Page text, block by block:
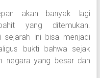
akan banyak lagi
yang ditemukan.
sejarah ini bisa menjadi
bukti bahwa sejak
negara yang besar dan